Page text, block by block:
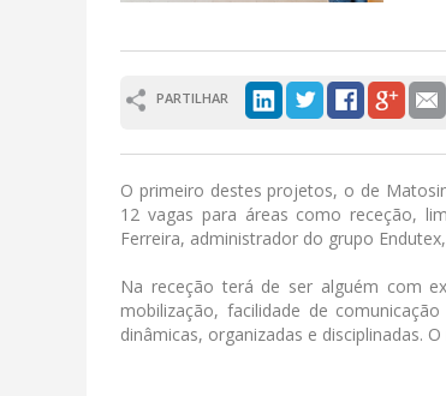
PARTILHAR
O primeiro destes projetos, o de
12 vagas para áreas como receção,
Ferreira, administrador do grupo
Na receção terá de ser alguém com
mobilização, facilidade de
dinâmicas, organizadas e disciplinadas.